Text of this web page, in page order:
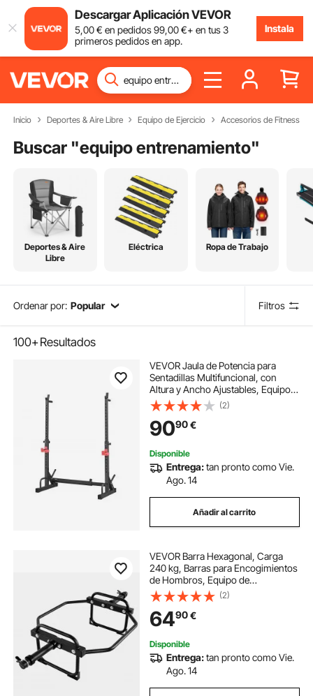
Descargar Aplicación VEVOR
5,00€ en pedidos99,00€+ en tus 3
primeros pedidos en app.
Instala
Inicio Deportes & Aire Libre Equipo de Ejercicio Accesorios de Fitness
Buscar "equipo entrenamiento"
Deportes & Aire
Libre
Eléctrica Ropa de Trabajo
Ordenar por: Popular Filtros
100+Resultados
VEVOR Jaula de Potencia para
Sentadillas Multifuncional, con
Altura y Ancho Ajustables, Equipo
de Entrenamiento de Fuerza de 250
kg con Soportes para Barras y
Ganchos en J, 600 x 1070 x 1515
mm
(2)
9090€
Disponible
Entrega:tan pronto como Vie.
Ago. 14
Añadir al carrito
VEVOR Barra Hexagonal, Carga
240 kg, Barras para Encogimientos
de Hombros, Equipo de
Levantamiento de Pesas y
Entrenamiento de Fuerza,
Gimnasio en Casa a Sentadillas,
1430 x 725 x 365 mm, Negro
(2)
6490€
Disponible
Entrega:tan pronto como Vie.
Ago. 14